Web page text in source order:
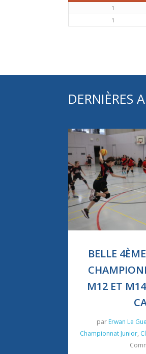
1
1
DERNIÈRES
BELLE
M12 ET
par Erwan Le
Championnat Junior,